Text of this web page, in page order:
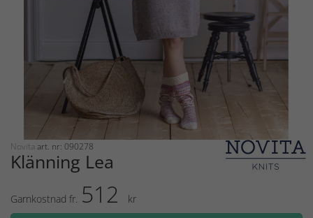
Novita art. nr: 090278
Klänning Lea
Garnkostnad fr. 512
kr